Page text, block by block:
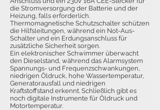
die Stromversorgung der Batterie und der
Heizung, falls erforderlich.
Thermomagnetische Schutzschalter schützen
die Hilfsleitungen, während ein Not-Aus-
Schalter und ein Erdungsanschluss für
zusätzliche Sicherheit sorgen.
Ein elektronischer Schwimmer überwacht
den Dieselstand, während das Alarmsystem
Spannungs- und Frequenzschwankungen,
niedrigen Öldruck, hohe Wassertemperatur,
Generatorausfall und niedrigen
Kraftstoffstand erkennt. Schließlich gibt es
noch digitale Instrumente für Öldruck und
Motortemperatur.